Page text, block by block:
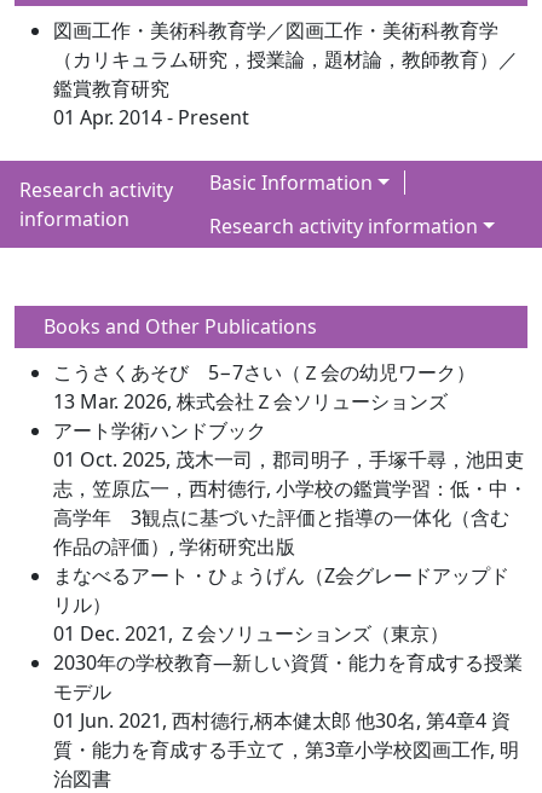
図画工作・美術科教育学／図画工作・美術科教育学
（カリキュラム研究，授業論，題材論，教師教育）／
鑑賞教育研究
01 Apr. 2014 - Present
Research activity
information
Basic Information
Research activity information
Books and Other Publications
こうさくあそび 5−7さい（Ｚ会の幼児ワーク）
13 Mar. 2026, 株式会社Ｚ会ソリューションズ
アート学術ハンドブック
01 Oct. 2025, 茂木一司，郡司明子，手塚千尋，池田吏
志，笠原広一，西村德行, 小学校の鑑賞学習：低・中・
高学年 3観点に基づいた評価と指導の一体化（含む
作品の評価）, 学術研究出版
まなべるアート・ひょうげん（Z会グレードアップド
リル）
01 Dec. 2021, Ｚ会ソリューションズ（東京）
2030年の学校教育―新しい資質・能力を育成する授業
モデル
01 Jun. 2021, 西村德行,柄本健太郎 他30名, 第4章4 資
質・能力を育成する手立て，第3章小学校図画工作, 明
治図書